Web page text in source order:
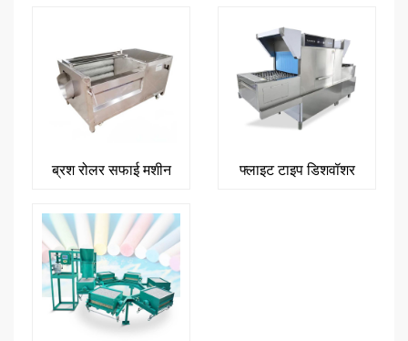
ब्रश रोलर सफाई मशीन फ्लाइट टाइप डिशवॉशर